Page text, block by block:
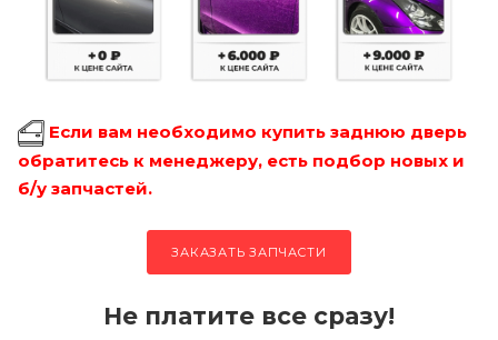
Если вам необходимо купить заднюю дверь
обратитесь к менеджеру, есть подбор новых и
б/у запчастей.
ЗАКАЗАТЬ ЗАПЧАСТИ
Не платите все сразу!